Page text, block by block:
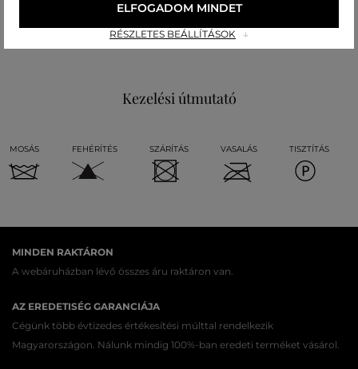
25 % 15 %
Kezelési útmutató
MOSÁS FEHÉRÍTÉS SZÁRÍTÁS VASALÁS TISZTÍTÁS
MINDEN RAKTÁRON
A webáruházban lévő összes áru raktáron van.
AZ EREDETISÉG GARANCIÁJA
Cégünk több évtizedes értékesítési múlttal rendelkezik
Magyarországon. Nálunk mindig 100%-ban eredeti terméket vásárol.
RÉSZLETES BEÁLLÍTÁSOK
ELFOGADOM MINDET